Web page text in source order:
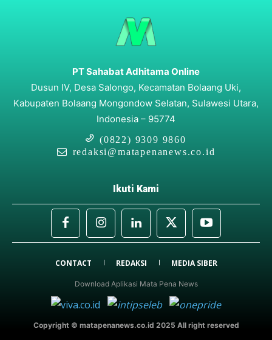
PT Sahabat Adhitama Online
Dusun IV, Desa Salongo, Kecamatan Bolaang Uki,
Kabupaten Bolaang Mongondow Selatan, Sulawesi Utara,
Indonesia – 95774
(0822) 9309 9860
redaksi@matapenanews.co.id
Ikuti Kami
CONTACT REDAKSI MEDIA SIBER
Download Aplikasi Mata Pena News
Copyright © matapenanews.co.id 2025 All right reserved